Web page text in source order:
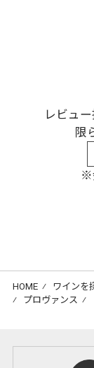
レビュ
限
※
HOME ⁄ ワインを
⁄ プロヴァンス ⁄